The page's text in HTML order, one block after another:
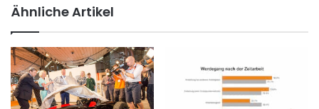
Ähnliche Artikel